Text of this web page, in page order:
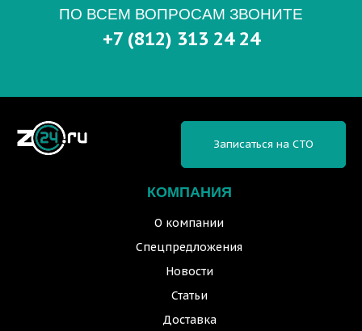
ПО ВСЕМ ВОПРОСАМ ЗВОНИТЕ
+7 (812) 313 24 24
КОМПАНИЯ
О компании
Спецпредложения
Новости
Статьи
Доставка
Записаться на СТО